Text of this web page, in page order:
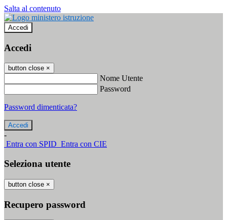
Salta al contenuto
Accedi
Accedi
button close ×
Nome Utente
Password
Password dimenticata?
-
Entra con SPID Entra con CIE
Seleziona utente
button close ×
Recupero password